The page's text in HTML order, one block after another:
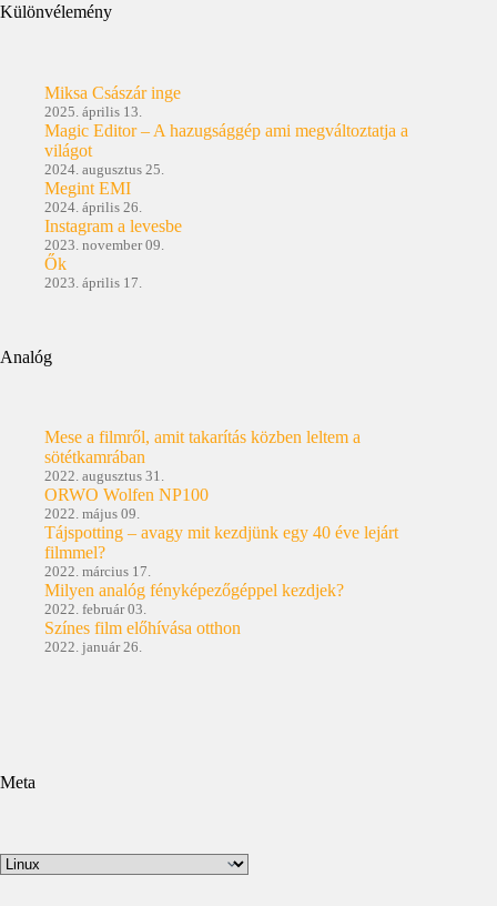
Különvélemény
Miksa Császár inge
2025. április 13.
Magic Editor – A hazugsággép ami megváltoztatja a
világot
2024. augusztus 25.
Megint EMI
2024. április 26.
Instagram a levesbe
2023. november 09.
Ők
2023. április 17.
Analóg
Mese a filmről, amit takarítás közben leltem a
sötétkamrában
2022. augusztus 31.
ORWO Wolfen NP100
2022. május 09.
Tájspotting – avagy mit kezdjünk egy 40 éve lejárt
filmmel?
2022. március 17.
Milyen analóg fényképezőgéppel kezdjek?
2022. február 03.
Színes film előhívása otthon
2022. január 26.
Meta
Kategóriák